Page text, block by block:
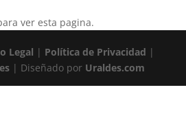
ver esta pagina.
Legal | Política de Privacidad |
| Diseñado por Uraldes.com